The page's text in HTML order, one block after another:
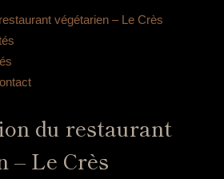
végétarien – Le Crès
du restaurant
– Le Crès